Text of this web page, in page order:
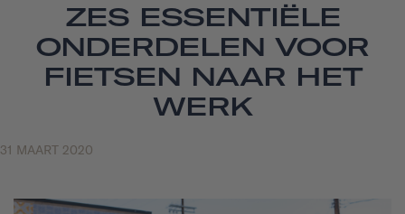
ZES ESSENTIËLE
ONDERDELEN VOOR
FIETSEN NAAR HET
WERK
31 MAART 2020